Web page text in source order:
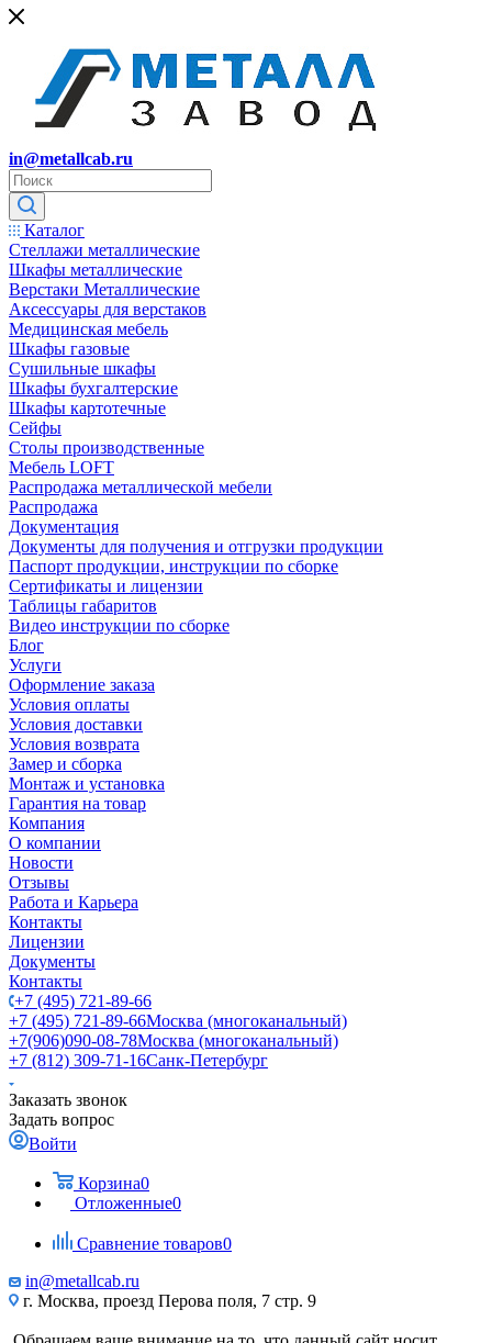
in@metallcab.ru
Каталог
Стеллажи металлические
Шкафы металлические
Верстаки Металлические
Аксессуары для верстаков
Медицинская мебель
Шкафы газовые
Сушильные шкафы
Шкафы бухгалтерские
Шкафы картотечные
Сейфы
Столы производственные
Мебель LOFT
Распродажа металлической мебели
Распродажа
Документация
Документы для получения и отгрузки продукции
Паспорт продукции, инструкции по сборке
Сертификаты и лицензии
Таблицы габаритов
Видео инструкции по сборке
Блог
Услуги
Оформление заказа
Условия оплаты
Условия доставки
Условия возврата
Замер и сборка
Монтаж и установка
Гарантия на товар
Компания
О компании
Новости
Отзывы
Работа и Карьера
Контакты
Лицензии
Документы
Контакты
+7 (495) 721-89-66
+7 (495) 721-89-66Москва (многоканальный)
+7(906)090-08-78Москва (многоканальный)
+7 (812) 309-71-16Санк-Петербург
Заказать звонок
Задать вопрос
Войти
Корзина0
Отложенные0
Сравнение товаров0
in@metallcab.ru
г. Москва, проезд Перова поля, 7 стр. 9